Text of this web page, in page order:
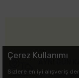
Siparişlerinizi
Çerez Kullanımı
Sizlere en iyi alışveriş